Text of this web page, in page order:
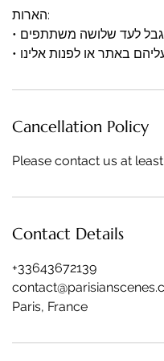
הארות:
• הסיור הפרטי מוגבל לעד שלושה משתתפים
Cancellation Policy
Please contact us at
Contact Details
+33643672139
Paris, France